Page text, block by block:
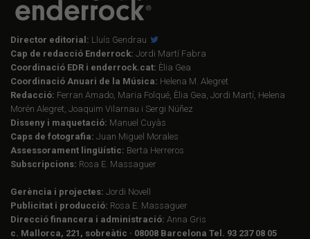
Director editorial: Lluís Gendrau
Cap de redacció Enderrock: Jordi Martí Fabra
Coordinació EDR i enderrock.cat: Èlia Gea
Coordinació Anuari de la Música: Helena M. Alegret
Redacció: Ferran Amado, Maria Folqué, Èlia Gea, Jordi Martí, Helena
Morén Alegret, Joaquim Vilarnau i Sergi Núñez
Disseny i maquetació: Manuel Cuyàs
Caps de fotografia: Juan Miguel Morales
Assessorament lingüístic: Berta Herreros
Subscripcions: Rosa E. Massaguer
Gerència i projectes: Jordi Novell
Publicitat i producció: Rosa E. Massaguer
Direcció financera i administració: Anna Gris
c. Mallorca, 221, sobreàtic · 08008 Barcelona Tel. 93 237 08 05